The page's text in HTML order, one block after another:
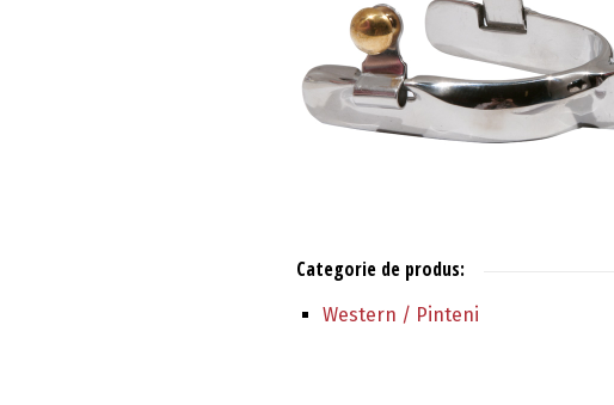
Categorie de produs:
Western / Pinteni